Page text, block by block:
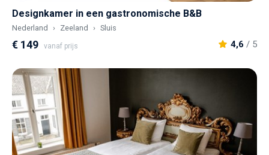
Designkamer in een gastronomische B&B
Nederland Zeeland Sluis
€ 149 vanaf prijs 4,6 / 5